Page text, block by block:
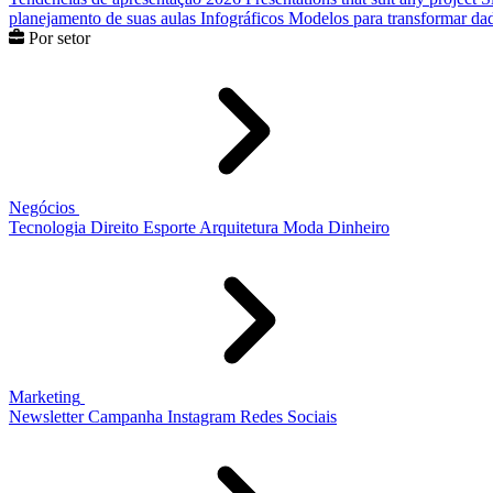
planejamento de suas aulas Infográficos Modelos para transformar
Por setor
Negócios
Tecnologia Direito Esporte Arquitetura Moda Dinheiro
Marketing
Newsletter Campanha Instagram Redes Sociais